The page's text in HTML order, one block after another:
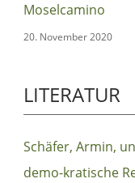
Moselcamino
20. November 2020
LITERATUR
Schäfer, Armin,
demo-kratische